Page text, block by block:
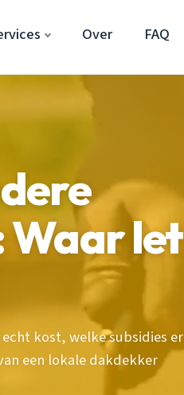
Over FAQ
Waar let
kost, welke subsidies er
een lokale dakdekker